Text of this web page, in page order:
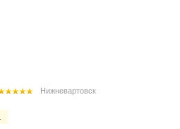
Нижневартовск